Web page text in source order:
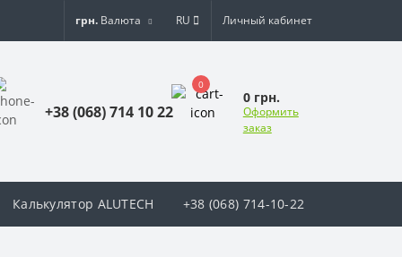
грн. Валюта RU Личный кабинет
+38 (068) 714 10 22
0
0 грн.
Оформить
заказ
Калькулятор ALUTECH +38 (068) 714-10-22